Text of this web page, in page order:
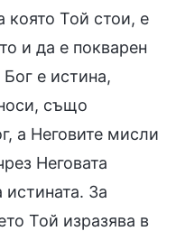
която Той стои, е
и да е покварен
е истина,
също
а Неговите мисли
Неговата
За
Той изразява в